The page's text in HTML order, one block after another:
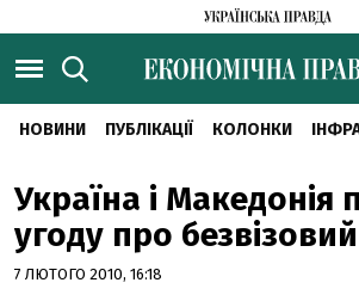
НОВИНИ ПУБЛІКАЦІЇ КОЛОНКИ
Україна і Македонія
угоду про
7 ЛЮТОГО 2010, 16:18